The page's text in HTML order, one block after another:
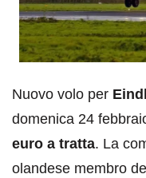
Nuovo volo per
domenica 24
euro a tratta. La
olandese membro